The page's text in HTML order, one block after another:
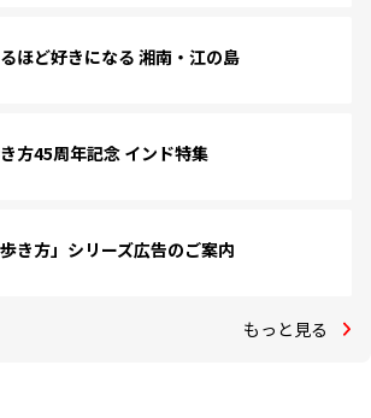
ほど好きになる 湘南・江の島
方45周年記念 インド特集
歩き方」シリーズ広告のご案内
もっと見る